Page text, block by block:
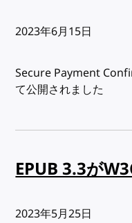
出版日:
2023年6月15日
Secure Payment
て公開されました
EPUB 3.3が
出版日:
2023年5月25日